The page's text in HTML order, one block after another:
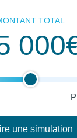
TOTAL
une simulation